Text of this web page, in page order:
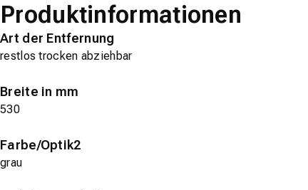
Produktinformationen
Art der Entfernung
restlos trocken abziehbar
Breite in mm
530
Farbe/Optik2
grau